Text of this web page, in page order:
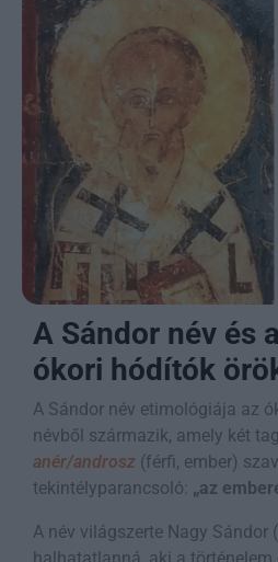
A Sándor név és
ókori hódítók
A Sándor név etimológiája az
névből származik, amely két
anér/androsz (férfi, ember)
tekintélyparancsoló: „az
A név világszerte Nagy Sándor